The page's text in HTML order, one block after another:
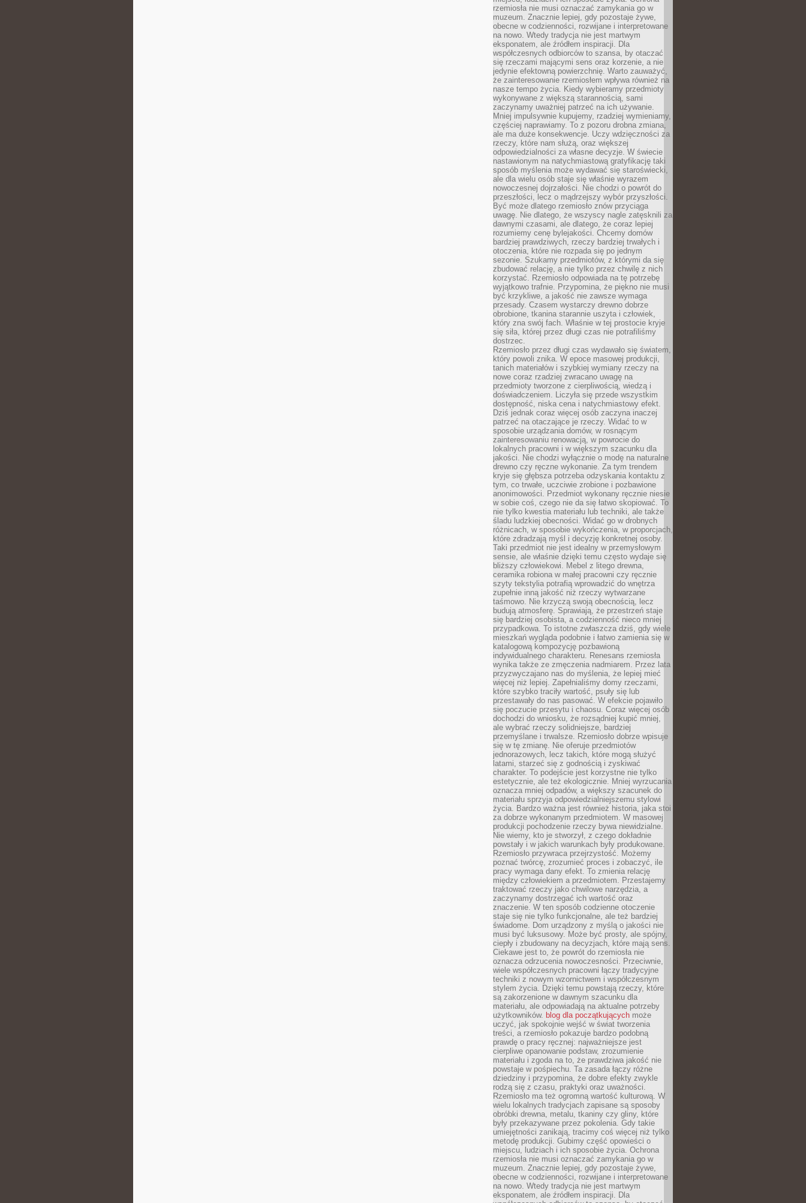
rzemiosła nie musi oznaczać zamykania go w
muzeum. Znacznie lepiej, gdy pozostaje żywe,
obecne w codzienności, rozwijane i interpretowane
na nowo. Wtedy tradycja nie jest martwym
eksponatem, ale źródłem inspiracji. Dla
współczesnych odbiorców to szansa, by otaczać
się rzeczami mającymi sens oraz korzenie, a nie
jedynie efektowną powierzchnię. Warto zauważyć,
że zainteresowanie rzemiosłem wpływa również na
nasze tempo życia. Kiedy wybieramy przedmioty
wykonywane z większą starannością, sami
zaczynamy uważniej patrzeć na ich używanie.
Mniej impulsywnie kupujemy, rzadziej wymieniamy,
częściej naprawiamy. To z pozoru drobna zmiana,
ale ma duże konsekwencje. Uczy wdzięczności za
rzeczy, które nam służą, oraz większej
odpowiedzialności za własne decyzje. W świecie
nastawionym na natychmiastową gratyfikację taki
sposób myślenia może wydawać się staroświecki,
ale dla wielu osób staje się właśnie wyrazem
nowoczesnej dojrzałości. Nie chodzi o powrót do
przeszłości, lecz o mądrzejszy wybór przyszłości.
Być może dlatego rzemiosło znów przyciąga
uwagę. Nie dlatego, że wszyscy nagle zatęsknili za
dawnymi czasami, ale dlatego, że coraz lepiej
rozumiemy cenę bylejakości. Chcemy domów
bardziej prawdziwych, rzeczy bardziej trwałych i
otoczenia, które nie rozpada się po jednym
sezonie. Szukamy przedmiotów, z którymi da się
zbudować relację, a nie tylko przez chwilę z nich
korzystać. Rzemiosło odpowiada na tę potrzebę
wyjątkowo trafnie. Przypomina, że piękno nie musi
być krzykliwe, a jakość nie zawsze wymaga
przesady. Czasem wystarczy drewno dobrze
obrobione, tkanina starannie uszyta i człowiek,
który zna swój fach. Właśnie w tej prostocie kryje
się siła, której przez długi czas nie potrafiliśmy
dostrzec.
Rzemiosło przez długi czas wydawało się światem,
który powoli znika. W epoce masowej produkcji,
tanich materiałów i szybkiej wymiany rzeczy na
nowe coraz rzadziej zwracano uwagę na
przedmioty tworzone z cierpliwością, wiedzą i
doświadczeniem. Liczyła się przede wszystkim
dostępność, niska cena i natychmiastowy efekt.
Dziś jednak coraz więcej osób zaczyna inaczej
patrzeć na otaczające je rzeczy. Widać to w
sposobie urządzania domów, w rosnącym
zainteresowaniu renowacją, w powrocie do
lokalnych pracowni i w większym szacunku dla
jakości. Nie chodzi wyłącznie o modę na naturalne
drewno czy ręczne wykonanie. Za tym trendem
kryje się głębsza potrzeba odzyskania kontaktu z
tym, co trwałe, uczciwie zrobione i pozbawione
anonimowości. Przedmiot wykonany ręcznie niesie
w sobie coś, czego nie da się łatwo skopiować. To
nie tylko kwestia materiału lub techniki, ale także
śladu ludzkiej obecności. Widać go w drobnych
różnicach, w sposobie wykończenia, w proporcjach,
które zdradzają myśl i decyzję konkretnej osoby.
Taki przedmiot nie jest idealny w przemysłowym
sensie, ale właśnie dzięki temu często wydaje się
bliższy człowiekowi. Mebel z litego drewna,
ceramika robiona w małej pracowni czy ręcznie
szyty tekstylia potrafią wprowadzić do wnętrza
zupełnie inną jakość niż rzeczy wytwarzane
taśmowo. Nie krzyczą swoją obecnością, lecz
budują atmosferę. Sprawiają, że przestrzeń staje
się bardziej osobista, a codzienność nieco mniej
przypadkowa. To istotne zwłaszcza dziś, gdy wiele
mieszkań wygląda podobnie i łatwo zamienia się w
katalogową kompozycję pozbawioną
indywidualnego charakteru. Renesans rzemiosła
wynika także ze zmęczenia nadmiarem. Przez lata
przyzwyczajano nas do myślenia, że lepiej mieć
więcej niż lepiej. Zapełnialiśmy domy rzeczami,
które szybko traciły wartość, psuły się lub
przestawały do nas pasować. W efekcie pojawiło
się poczucie przesytu i chaosu. Coraz więcej osób
dochodzi do wniosku, że rozsądniej kupić mniej,
ale wybrać rzeczy solidniejsze, bardziej
przemyślane i trwalsze. Rzemiosło dobrze wpisuje
się w tę zmianę. Nie oferuje przedmiotów
jednorazowych, lecz takich, które mogą służyć
latami, starzeć się z godnością i zyskiwać
charakter. To podejście jest korzystne nie tylko
estetycznie, ale też ekologicznie. Mniej wyrzucania
oznacza mniej odpadów, a większy szacunek do
materiału sprzyja odpowiedzialniejszemu stylowi
życia. Bardzo ważna jest również historia, jaka stoi
za dobrze wykonanym przedmiotem. W masowej
produkcji pochodzenie rzeczy bywa niewidzialne.
Nie wiemy, kto je stworzył, z czego dokładnie
powstały i w jakich warunkach były produkowane.
Rzemiosło przywraca przejrzystość. Możemy
poznać twórcę, zrozumieć proces i zobaczyć, ile
pracy wymaga dany efekt. To zmienia relację
między człowiekiem a przedmiotem. Przestajemy
traktować rzeczy jako chwilowe narzędzia, a
zaczynamy dostrzegać ich wartość oraz
znaczenie. W ten sposób codzienne otoczenie
staje się nie tylko funkcjonalne, ale też bardziej
świadome. Dom urządzony z myślą o jakości nie
musi być luksusowy. Może być prosty, ale spójny,
ciepły i zbudowany na decyzjach, które mają sens.
Ciekawe jest to, że powrót do rzemiosła nie
oznacza odrzucenia nowoczesności. Przeciwnie,
wiele współczesnych pracowni łączy tradycyjne
techniki z nowym wzornictwem i współczesnym
stylem życia. Dzięki temu powstają rzeczy, które
są zakorzenione w dawnym szacunku dla
materiału, ale odpowiadają na aktualne potrzeby
użytkowników. blog dla początkujących może
uczyć, jak spokojnie wejść w świat tworzenia
treści, a rzemiosło pokazuje bardzo podobną
prawdę o pracy ręcznej: najważniejsze jest
cierpliwe opanowanie podstaw, zrozumienie
materiału i zgoda na to, że prawdziwa jakość nie
powstaje w pośpiechu. Ta zasada łączy różne
dziedziny i przypomina, że dobre efekty zwykle
rodzą się z czasu, praktyki oraz uważności.
Rzemiosło ma też ogromną wartość kulturową. W
wielu lokalnych tradycjach zapisane są sposoby
obróbki drewna, metalu, tkaniny czy gliny, które
były przekazywane przez pokolenia. Gdy takie
umiejętności zanikają, tracimy coś więcej niż tylko
metodę produkcji. Gubimy część opowieści o
miejscu, ludziach i ich sposobie życia. Ochrona
rzemiosła nie musi oznaczać zamykania go w
muzeum. Znacznie lepiej, gdy pozostaje żywe,
obecne w codzienności, rozwijane i interpretowane
na nowo. Wtedy tradycja nie jest martwym
eksponatem, ale źródłem inspiracji. Dla